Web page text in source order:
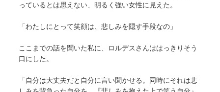
っているとは思えない、明るく強い女性に見えた。
「わたしにとって笑顔は、悲しみを隠す手段なの」
ここまでの話を聞いた私に、ロルデスさんははっきりそう
口にした。
「自分は大丈夫だと自分に言い聞かせる。同時にそれは悲